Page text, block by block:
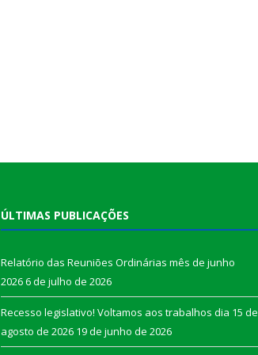
ÚLTIMAS PUBLICAÇÕES
Relatório das Reuniões Ordinárias mês de junho
20266 de julho de 2026
Recesso legislativo! Voltamos aos trabalhos dia 15 de
agosto de 2026 19 de junho de 2026